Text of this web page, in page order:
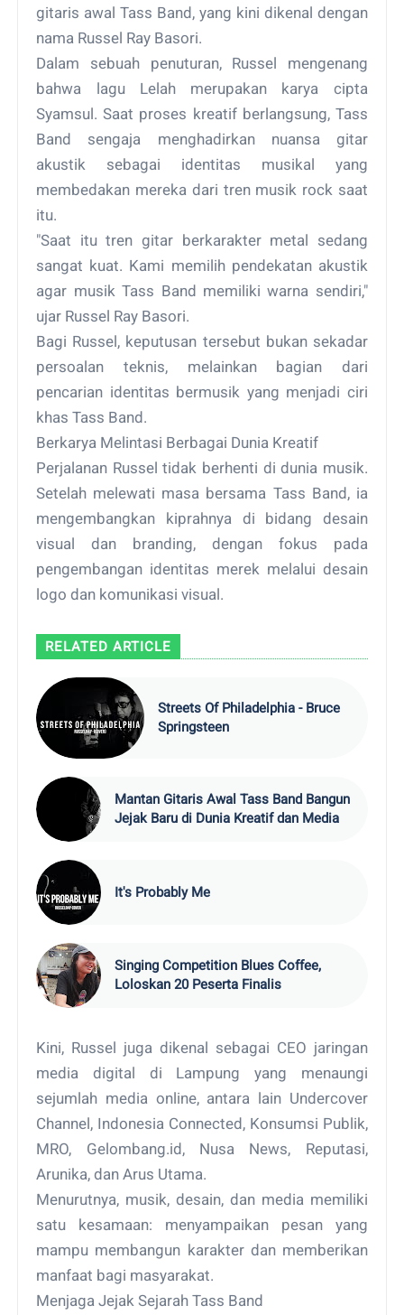
gitaris awal Tass Band, yang kini dikenal dengan
nama Russel Ray Basori.
Dalam sebuah penuturan, Russel mengenang
bahwa lagu Lelah merupakan karya cipta
Syamsul. Saat proses kreatif berlangsung, Tass
Band sengaja menghadirkan nuansa gitar
akustik sebagai identitas musikal yang
membedakan mereka dari tren musik rock saat
itu.
"Saat itu tren gitar berkarakter metal sedang
sangat kuat. Kami memilih pendekatan akustik
agar musik Tass Band memiliki warna sendiri,"
ujar Russel Ray Basori.
Bagi Russel, keputusan tersebut bukan sekadar
persoalan teknis, melainkan bagian dari
pencarian identitas bermusik yang menjadi ciri
khas Tass Band.
Berkarya Melintasi Berbagai Dunia Kreatif
Perjalanan Russel tidak berhenti di dunia musik.
Setelah melewati masa bersama Tass Band, ia
mengembangkan kiprahnya di bidang desain
visual dan branding, dengan fokus pada
pengembangan identitas merek melalui desain
logo dan komunikasi visual.
RELATED ARTICLE
Streets Of Philadelphia - Bruce
Springsteen
Mantan Gitaris Awal Tass Band Bangun
Jejak Baru di Dunia Kreatif dan Media
It's Probably Me
Singing Competition Blues Coffee,
Loloskan 20 Peserta Finalis
Kini, Russel juga dikenal sebagai CEO jaringan
media digital di Lampung yang menaungi
sejumlah media online, antara lain Undercover
Channel, Indonesia Connected, Konsumsi Publik,
MRO, Gelombang.id, Nusa News, Reputasi,
Arunika, dan Arus Utama.
Menurutnya, musik, desain, dan media memiliki
satu kesamaan: menyampaikan pesan yang
mampu membangun karakter dan memberikan
manfaat bagi masyarakat.
Menjaga Jejak Sejarah Tass Band